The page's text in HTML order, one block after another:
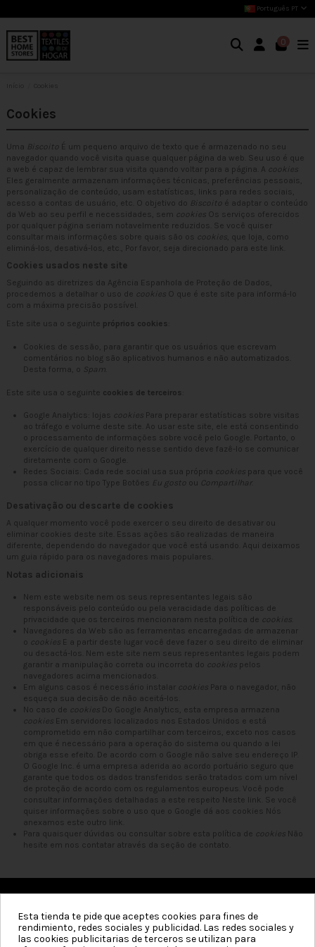
Português PT
0
Cookies
Uma Biscoito
É um pequeno arquivo de texto que é armazenado no seu
navegador quando você visita quase qualquer página da web. Seu uso é que
a web é capaz de lembrar sua visita quando voltar para a página. A
cookies
Eles geralmente armazenam informações técnicas, preferências pessoais,
personalização de conteúdo, usam estatísticas, links para redes sociais,
acesso a contas de usuário, etc. O objetivo do Biscoito
é adaptar o conteúdo
da Web ao seu perfil e necessidades, sem
cookies Os serviços oferecidos
por qualquer página seriam notavelmente reduzidos. Se você quiser
consultar mais informações sobre quais são os
cookies , que loja, como
eliminá-los, desativá-los, etc., Por favor, seja direcionado para este link.
Cookies usados neste site
Seguindo as diretrizes da Agência Espanhola de Proteção de Dados,
procedemos a detalhar o uso de cookies O que é este site para informá-lo
com a máxima precisão possível.
Este site usa o seguinte próprios cookies
Cookies de sessão, para garantir que os usuários que escrevam
comentários no blog são aplicativos humanos e não automatizados.
Desta forma, o Spam
Este site usa o seguinte cookies de terceiros
Google Analytics: lojas cookies Para preparar estatísticas sobre visitas
ao tráfego e volume deste site. Ao usar este site, ele está consentindo
o processamento de informações sobre você pelo Google. Portanto, o
exercício de qualquer direito nesse sentido deve fazê-lo se comunicar
diretamente com o Google.
Redes Sociais: Cada rede social usa sua própria cookies para que você
possa clicar no tipo Type Botões Eu gosto ou Compartilhar
Desativação ou descarte de cookies
A qualquer momento você pode exercer o seu direito de desativar ou
eliminar cookies deste site. Essas ações são realizadas de maneira
diferente, dependendo do navegador que você está usando. Aqui deixamos
um guia rápido para os navegadores mais populares
Notas adicionais
Nem este website nem os seus representantes legais são
responsáveis pelo conteúdo ou pela veracidade das políticas de
privacidade que os terceiros mencionaram nesta política de cookies
Navegadores da Web são as ferramentas encarregadas de armazenar
o cookies E a partir deste lugar você deve fazer o seu direito de eliminar
ou desactá-los. Nem este site nem seus representantes legais podem
garantir a manipulação correta ou incorreta do cookies pelos
navegadores acima mencionados.
Em alguns casos é necessário instalar cookies Para o navegador, não
esqueça sua decisão de não aceitá-los.
No caso de cookies Do Google Analytics, esta empresa armazena
cookies Em servidores localizados nos Estados Unidos e está
comprometido em não compartilhar com terceiros, exceto nos casos
em que é necessário para a operação do sistema ou quando a lei
obriga esse efeito. De acordo com o Google não salve seu endereço IP.
O Google Inc. é uma empresa aderida ao acordo portuário seguro que
garante que todos os dados transferidos serão tratados com um nível
de proteção de acordo com os regulamentos europeus. Você pode
consultar informações detalhadas a este respeito Neste link . Se você
quiser informações sobre o uso que o Google dá aos cookies Nós
anexamos este outro link
Para quaisquer dúvidas ou consultar sobre esta política de cookies Não
hesite em nos contatar através da seção de contato.
Categorias
Esta tienda te pide que aceptes cookies para fines de
rendimiento, redes sociales y publicidad. Las redes sociales y
las cookies publicitarias de terceros se utilizan para